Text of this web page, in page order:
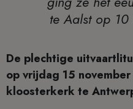
te Aalst op
De plechtige
op vrijdag 15
kloosterkerk te